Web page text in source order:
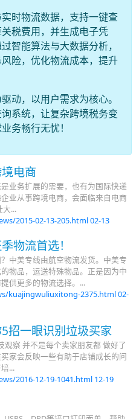
时物流数据，支持一键查
税费用，并生成电子凭
智能算法与大数据分析，
险，优化物流成本，提升
动，以用户需求为核心。
系统，让复杂跨境税务变
务畅行无忧！
电商
业务扩展的需要，也有为国际快递
业从事跨境电商，会面临来自电商
大...
2015-02-13-205.html02-13
物流首选！
中美专线由航空物流发货。中美专
物品，运送特殊物品。正是因为中
供更多的物流选择。...
kuajingwuliuxitong-2375.html02-
招一眼识别垃圾买家
察 并不是每个卖家朋友都 做好了
家会反映一些有助于店铺成长的问
...
2016-12-19-1041.html 12-19